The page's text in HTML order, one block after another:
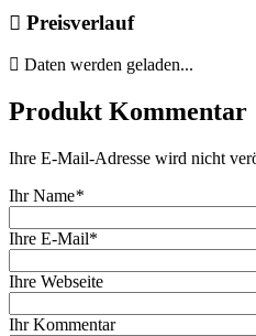
Preisverlauf
Daten werden geladen...
Produkt Kommentar
Ihre E-Mail-Adresse wird nicht
Ihr Name*
Ihre E-Mail*
Ihre Webseite
Ihr Kommentar